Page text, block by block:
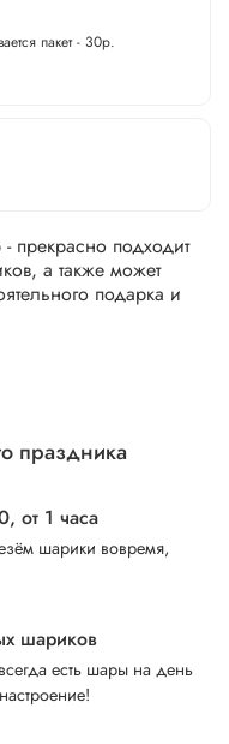
пакет - 30р.
подходит
а также может
подарка и
праздника
от 1 часа
шарики вовремя,
шариков
есть шары на день